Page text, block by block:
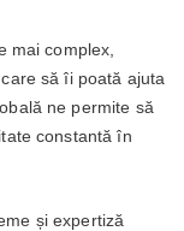
mai complex,
să îi poată ajuta
ne permite să
constantă în
și expertiză